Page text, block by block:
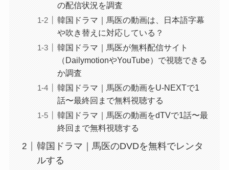
の配信状況を調査
韓国ドラマ｜馬医の動画は、日本語字幕
や吹き替えに対応している？
韓国ドラマ｜馬医が無料配信サイト
（DailymotionやYouTube）で視聴できる
か調査
韓国ドラマ｜馬医の動画をU-NEXTで1
話〜最終回まで無料視聴する
韓国ドラマ｜馬医の動画をdTVで1話〜最
終回まで無料視聴する
韓国ドラマ｜馬医のDVDを無料でレンタ
ルする